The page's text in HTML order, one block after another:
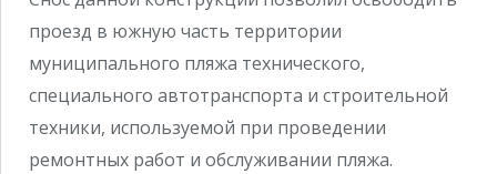
проезд в южную часть территории
муниципального пляжа технического,
специального автотранспорта и строительной
техники, используемой при проведении
ремонтных работ и обслуживании пляжа.